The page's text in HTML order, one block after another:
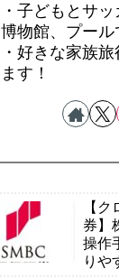
・子どもとサッ
博物館、プー
・好きな家族
ます！
【
券】
操作
りや